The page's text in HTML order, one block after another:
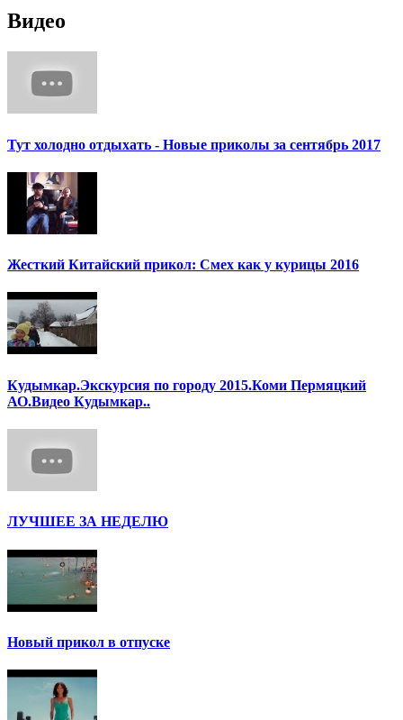
Видео
Тут холодно отдыхать - Новые приколы за сентябрь 2017
Жесткий Китайский прикол: Смех как у курицы 2016
Кудымкар.Экскурсия по городу 2015.Коми Пермяцкий
АО.Видео Кудымкар..
ЛУЧШЕЕ ЗА НЕДЕЛЮ
Новый прикол в отпуске